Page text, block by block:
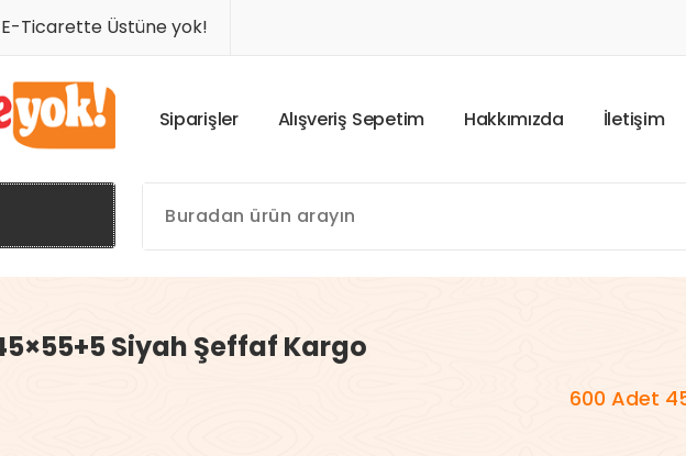
Ticarette Üstüne yok!
Siparişler Alışveriş Sepetim Hakkımızda İletişim
Siyah Şeffaf Kargo
600 Adet